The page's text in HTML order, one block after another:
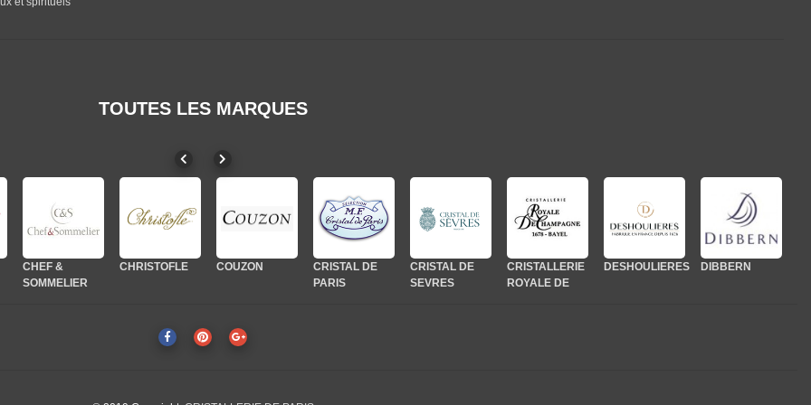
TOUTES LES MARQUES
CRISTAL DE
SEVRES
CRISTALLERIE
DESHOULIERES DIBBERN EDZARD GIEN HAVILAND
HAVILAND &
CHRISTOFLE COUZON
CRISTAL DE
CRISTAL DE
SEVRES
CRISTALLERIE
ROYALE DE
DESHOULIERES DIBBERN EDZARD